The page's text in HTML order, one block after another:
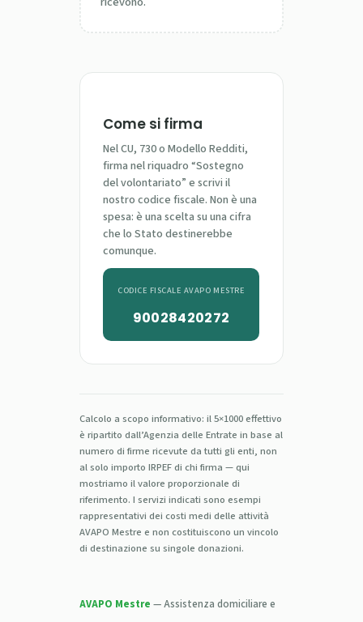
Come si firma
Nel CU, 730 o Modello Redditi,
firma nel riquadro “Sostegno
del volontariato” e scrivi il
nostro codice fiscale. Non è una
spesa: è una scelta su una cifra
che lo Stato destinerebbe
comunque.
CODICE FISCALE AVAPO MESTRE
90028420272
Calcolo a scopo informativo: il 5×1000 effettivo
è ripartito dall’Agenzia delle Entrate in base al
numero di firme ricevute da tutti gli enti, non
al solo importo IRPEF di chi firma — qui
mostriamo il valore proporzionale di
riferimento. I servizi indicati sono esempi
rappresentativi dei costi medi delle attività
AVAPO Mestre e non costituiscono un vincolo
di destinazione su singole donazioni.
AVAPO Mestre — Assistenza domiciliare e